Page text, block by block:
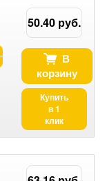
50.40 руб.
В
корзину
Купить
в 1
клик